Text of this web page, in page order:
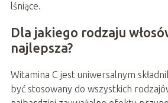
lśniące.
Dla jakiego rodzaju
najlepsza?
Witamina C jest uniwersalnym
być stosowany do wszystkich